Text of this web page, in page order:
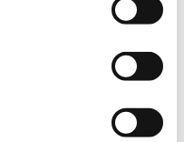
- jeweils am